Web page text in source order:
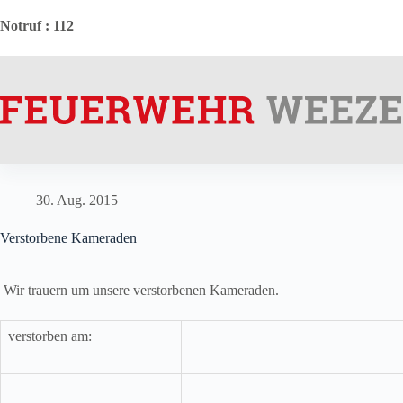
Inhalt
Notruf: 112
30. Aug. 2015
Verstorbene Kameraden
Wir trauern um unsere verstorbenen Kameraden.
verstorben am: